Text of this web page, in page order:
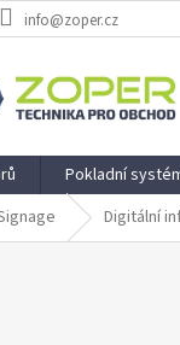
info@zoper.cz
Pokladní
Digitální